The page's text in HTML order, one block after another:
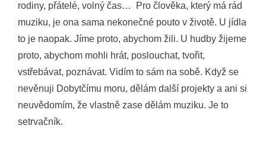
rodiny, přátelé, volný čas… Pro člověka, který má rád
muziku, je ona sama nekonečné pouto v životě. U jídla
to je naopak. Jíme proto, abychom žili. U hudby žijeme
proto, abychom mohli hrát, poslouchat, tvořit,
vstřebávat, poznávat. Vidím to sám na sobě. Když se
nevěnuji Dobytčímu moru, dělám další projekty a ani si
neuvědomím, že vlastně zase dělám muziku. Je to
setrvačník.